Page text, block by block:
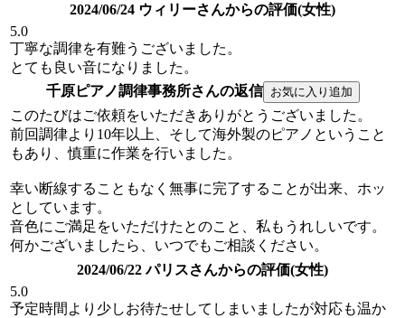
2024/06/24 ウィリーさんからの評価(女性)
5.0
丁寧な調律を有難うございました。
とても良い音になりました。
千原ピアノ調律事務所さんの返信
このたびはご依頼をいただきありがとうございました。
前回調律より10年以上、そして海外製のピアノということ
もあり、慎重に作業を行いました。
幸い断線することもなく無事に完了することが出来、ホッ
としています。
音色にご満足をいただけたとのこと、私もうれしいです。
何かございましたら、いつでもご相談ください。
2024/06/22 パリスさんからの評価(女性)
5.0
予定時間より少しお待たせしてしまいましたが対応も温か